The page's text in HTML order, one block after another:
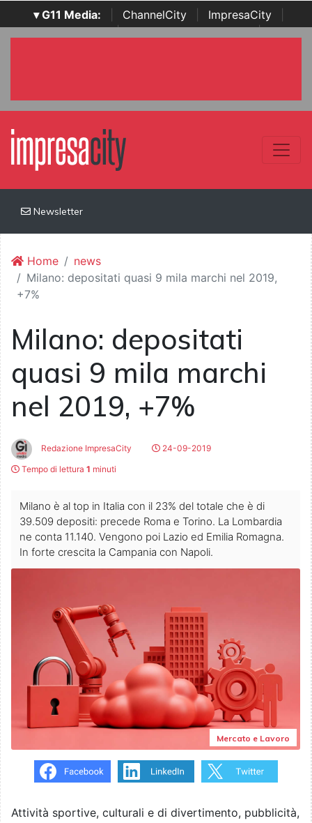
▾ G11 Media: ChannelCity ImpresaCity
SecurityOpenLab | Italian Channel Awards | Italian
Newsletter
Home
news
Milano: depositati quasi 9 mila marchi nel 2019,
+7%
Milano: depositati
quasi 9 mila marchi
nel 2019, +7%
Redazione ImpresaCity
24-09-2019
Tempo di lettura 1 minuti
Milano è al top in Italia con il 23% del totale che è di
39.509 depositi: precede Roma e Torino. La Lombardia
ne conta 11.140. Vengono poi Lazio ed Emilia Romagna.
In forte crescita la Campania con Napoli.
Mercato e Lavoro
Attività sportive, culturali e di divertimento, pubblicità,